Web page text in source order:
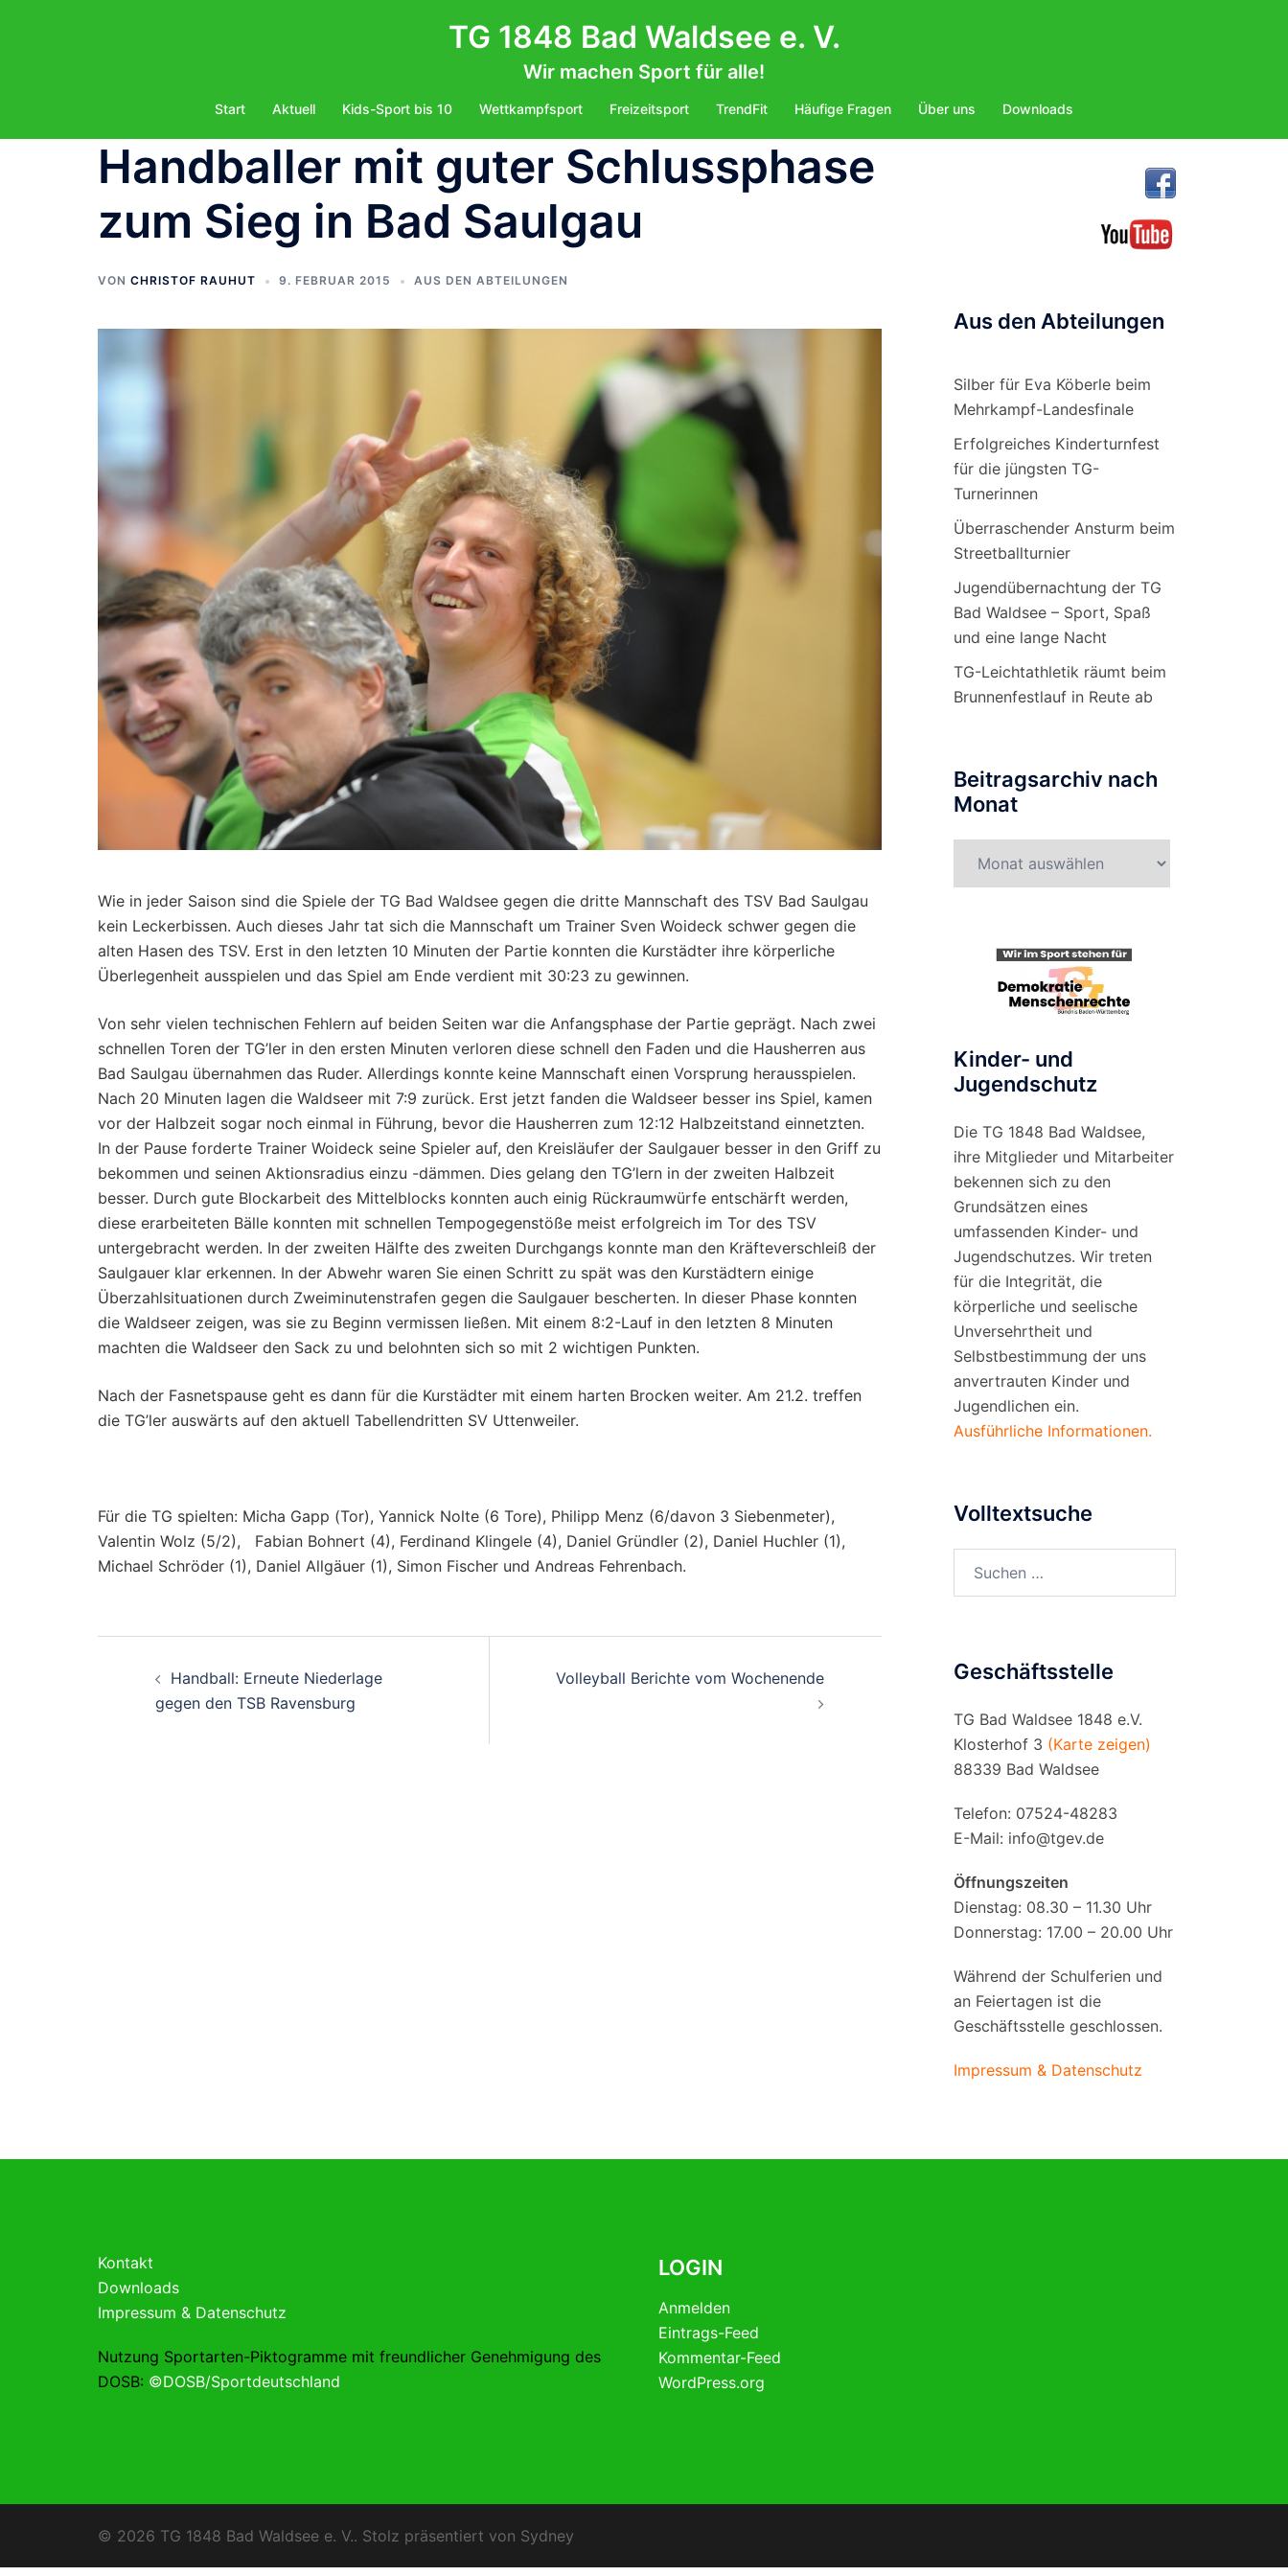
TG 1848 Bad Waldsee e. V.
Wir machen Sport für alle!
Start Aktuell Kids-Sport bis 10 Wettkampfsport Freizeitsport TrendFit Häufige Fragen Über uns Downloads
Handballer mit guter Schlussphase
zum Sieg in Bad Saulgau
VON CHRISTOF RAUHUT 9. FEBRUAR 2015 AUS DEN ABTEILUNGEN
Wie in jeder Saison sind die Spiele der TG Bad Waldsee gegen die dritte Mannschaft des TSV Bad Saulgau
kein Leckerbissen. Auch dieses Jahr tat sich die Mannschaft um Trainer Sven Woideck schwer gegen die
alten Hasen des TSV. Erst in den letzten 10 Minuten der Partie konnten die Kurstädter ihre körperliche
Überlegenheit ausspielen und das Spiel am Ende verdient mit 30:23 zu gewinnen.
Von sehr vielen technischen Fehlern auf beiden Seiten war die Anfangsphase der Partie geprägt. Nach zwei
schnellen Toren der TG’ler in den ersten Minuten verloren diese schnell den Faden und die Hausherren aus
Bad Saulgau übernahmen das Ruder. Allerdings konnte keine Mannschaft einen Vorsprung herausspielen.
Nach 20 Minuten lagen die Waldseer mit 7:9 zurück. Erst jetzt fanden die Waldseer besser ins Spiel, kamen
vor der Halbzeit sogar noch einmal in Führung, bevor die Hausherren zum 12:12 Halbzeitstand einnetzten.
In der Pause forderte Trainer Woideck seine Spieler auf, den Kreisläufer der Saulgauer besser in den Griff zu
bekommen und seinen Aktionsradius einzu -dämmen. Dies gelang den TG’lern in der zweiten Halbzeit
besser. Durch gute Blockarbeit des Mittelblocks konnten auch einig Rückraumwürfe entschärft werden,
diese erarbeiteten Bälle konnten mit schnellen Tempogegenstöße meist erfolgreich im Tor des TSV
untergebracht werden. In der zweiten Hälfte des zweiten Durchgangs konnte man den Kräfteverschleiß der
Saulgauer klar erkennen. In der Abwehr waren Sie einen Schritt zu spät was den Kurstädtern einige
Überzahlsituationen durch Zweiminutenstrafen gegen die Saulgauer bescherten. In dieser Phase konnten
die Waldseer zeigen, was sie zu Beginn vermissen ließen. Mit einem 8:2-Lauf in den letzten 8 Minuten
machten die Waldseer den Sack zu und belohnten sich so mit 2 wichtigen Punkten.
Nach der Fasnetspause geht es dann für die Kurstädter mit einem harten Brocken weiter. Am 21.2. treffen
die TG’ler auswärts auf den aktuell Tabellendritten SV Uttenweiler.
Für die TG spielten: Micha Gapp (Tor), Yannick Nolte (6 Tore), Philipp Menz (6/davon 3 Siebenmeter),
Valentin Wolz (5/2), Fabian Bohnert (4), Ferdinand Klingele (4), Daniel Gründler (2), Daniel Huchler (1),
Michael Schröder (1), Daniel Allgäuer (1), Simon Fischer und Andreas Fehrenbach.
Beitragsnavigation
Handball: Erneute Niederlage
gegen den TSB Ravensburg
Volleyball Berichte vom Wochenende
Aus den Abteilungen
Silber für Eva Köberle beim
Mehrkampf-Landesfinale
Erfolgreiches Kinderturnfest
für die jüngsten TG-
Turnerinnen
Überraschender Ansturm beim
Streetballturnier
Jugendübernachtung der TG
Bad Waldsee – Sport, Spaß
und eine lange Nacht
TG-Leichtathletik räumt beim
Brunnenfestlauf in Reute ab
Beitragsarchiv nach
Monat
nach
Kinder- und
Jugendschutz
Die TG 1848 Bad Waldsee,
ihre Mitglieder und Mitarbeiter
bekennen sich zu den
Grundsätzen eines
umfassenden Kinder- und
Jugendschutzes. Wir treten
für die Integrität, die
körperliche und seelische
Unversehrtheit und
Selbstbestimmung der uns
anvertrauten Kinder und
Jugendlichen ein.
Ausführliche Informationen.
Volltextsuche
nach:
Geschäftsstelle
TG Bad Waldsee 1848 e.V.
Klosterhof 3 (Karte zeigen)
88339 Bad Waldsee
Telefon: 07524-48283
E-Mail: info@tgev.de
Öffnungszeiten
Dienstag: 08.30 – 11.30 Uhr
Donnerstag: 17.00 – 20.00 Uhr
Während der Schulferien und
an Feiertagen ist die
Geschäftsstelle geschlossen.
Impressum & Datenschutz
Kontakt
Downloads
Impressum & Datenschutz
Nutzung Sportarten-Piktogramme mit freundlicher Genehmigung des
DOSB: ©DOSB/Sportdeutschland
LOGIN
Anmelden
Eintrags-Feed
Kommentar-Feed
WordPress.org
© 2026 TG 1848 Bad Waldsee e. V.. Stolz präsentiert von Sydney